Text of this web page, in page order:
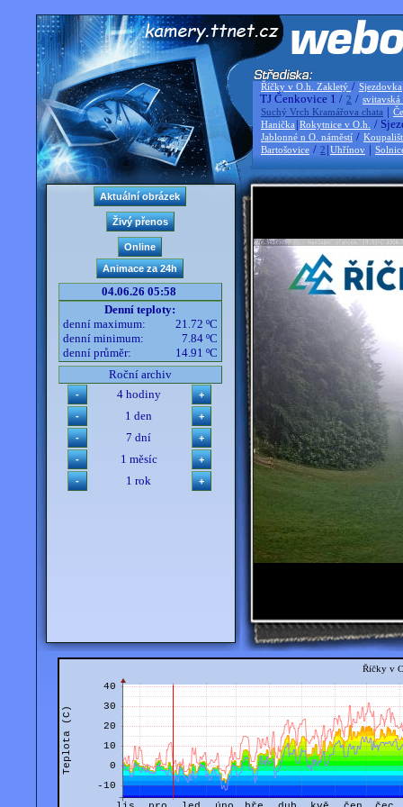
Říčky v O.h. Zakletý / Sjezdovka
TJ Čenkovice 1 / 2 / svitavská
Suchý Vrch Kramářova chata |
Hanička |Rokytnice v O.h. /
Jablonné n O. náměstí /
Bartošovice / 2 |Uhřínov |
04.06.26 05:58
Denní teploty:
denní maximum:
21.72 ºC
denní minimum:
7.84 ºC
denní průměr:
14.91 ºC
Roční archiv
4 hodiny
1 den
7 dní
1 měsíc
1 rok